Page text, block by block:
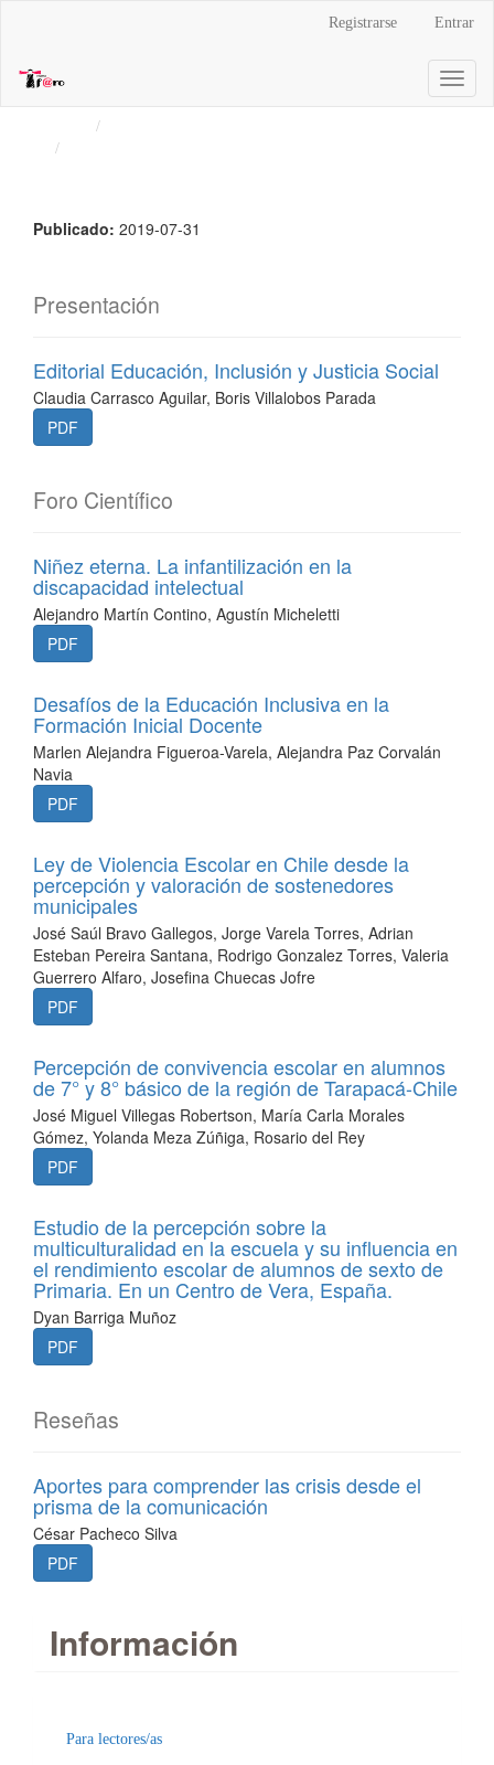
principal
Barra
Registrarse Entrar
Publicado: 2019-07-31
Presentación
Editorial Educación, Inclusión y Justicia Social
Claudia Carrasco Aguilar, Boris Villalobos Parada
PDF
Foro Científico
Niñez eterna. La infantilización en la
discapacidad intelectual
Alejandro Martín Contino, Agustín Micheletti
PDF
Desafíos de la Educación Inclusiva en la
Formación Inicial Docente
Marlen Alejandra Figueroa-Varela, Alejandra Paz Corvalán
Navia
PDF
Ley de Violencia Escolar en Chile desde la
percepción y valoración de sostenedores
municipales
José Saúl Bravo Gallegos, Jorge Varela Torres, Adrian
Esteban Pereira Santana, Rodrigo Gonzalez Torres, Valeria
Guerrero Alfaro, Josefina Chuecas Jofre
PDF
Percepción de convivencia escolar en alumnos
de 7° y 8° básico de la región de Tarapacá-Chile
José Miguel Villegas Robertson, María Carla Morales
Gómez, Yolanda Meza Zúñiga, Rosario del Rey
PDF
Estudio de la percepción sobre la
multiculturalidad en la escuela y su influencia en
el rendimiento escolar de alumnos de sexto de
Primaria. En un Centro de Vera, España.
Dyan Barriga Muñoz
PDF
Reseñas
Aportes para comprender las crisis desde el
prisma de la comunicación
César Pacheco Silva
PDF
Información
Para lectores/as